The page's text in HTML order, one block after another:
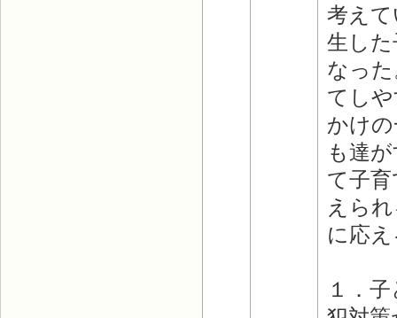
考え
生し
なっ
てし
かけ
も達
て子
えら
に応
１．